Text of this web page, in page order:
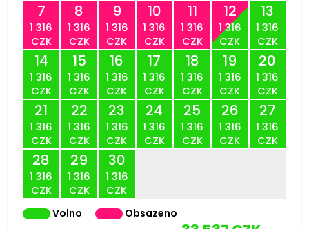
7
1 316
CZK
8
1 316
CZK
9
1 316
CZK
10
1 316
CZK
11
1 316
CZK
12
1 316
CZK
13
1 316
CZK
14
1 316
CZK
15
1 316
CZK
16
1 316
CZK
17
1 316
CZK
18
1 316
CZK
19
1 316
CZK
20
1 316
CZK
21
1 316
CZK
22
1 316
CZK
23
1 316
CZK
24
1 316
CZK
25
1 316
CZK
26
1 316
CZK
27
1 316
CZK
28
1 316
CZK
29
1 316
CZK
30
1 316
CZK
Volno
Obsazeno